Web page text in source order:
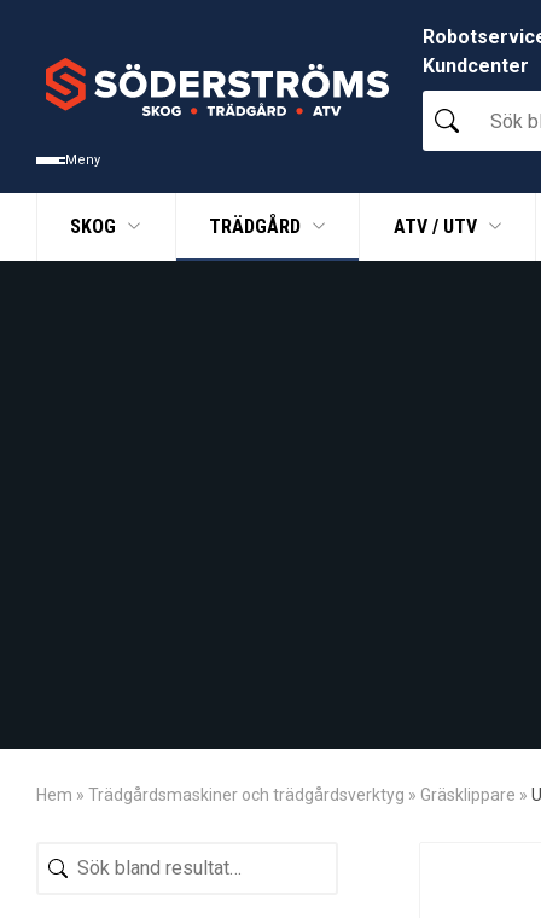
Meny
Kundcenter
Sök
bland
produkter
SKOG TRÄDGÅRD ATV / UTV
Hem » Trädgårdsmaskiner och trädgårdsverktyg » Gräsklippare »